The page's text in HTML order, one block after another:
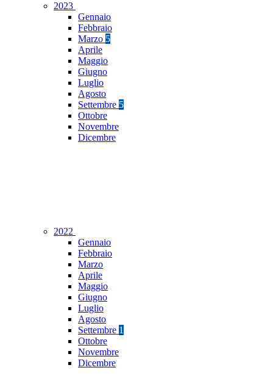
2023
Gennaio
Febbraio
Marzo 5
Aprile
Maggio
Giugno
Luglio
Agosto
Settembre 5
Ottobre
Novembre
Dicembre
2022
Gennaio
Febbraio
Marzo
Aprile
Maggio
Giugno
Luglio
Agosto
Settembre 1
Ottobre
Novembre
Dicembre